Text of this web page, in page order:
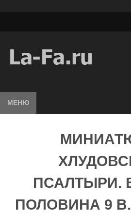
МЕНЮ
ПСАЛТЫРИ.
ПОЛОВИНА 9